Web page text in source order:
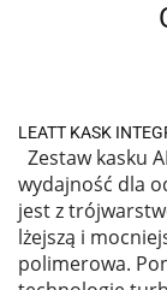
LEATT KASK
Zestaw kasku
wydajność dla
jest z
lżejszą i
polimerowa.